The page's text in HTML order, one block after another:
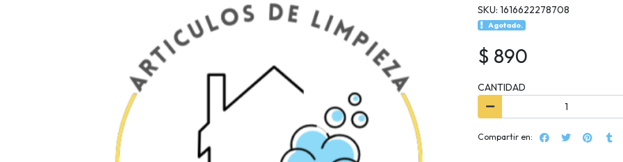
SKU: 1616622278708
Agotado.
$ 890
CANTIDAD
Compartir en: